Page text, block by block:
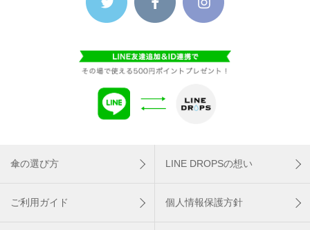
傘の選び方 LINE DROPSの想い
ご利用ガイド 個人情報保護方針